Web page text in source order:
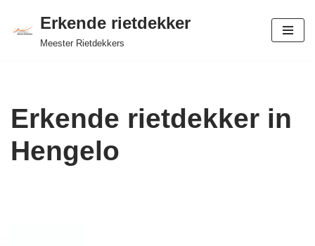
Ga
Erkende rietdekker
Meester Rietdekkers
Erkende rietdekker in
Hengelo